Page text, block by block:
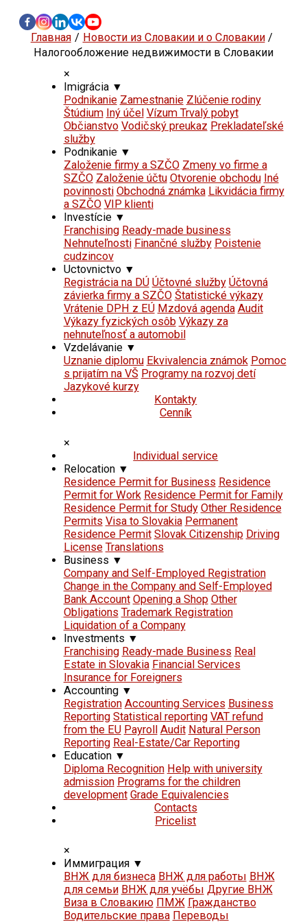
Главная
Новости из Словакии и о Словакии
Налогообложение недвижимости в Словакии
×
Imigrácia ▼
Podnikanie Zamestnanie Zlúčenie rodiny
Štúdium Iný účel Vízum Trvalý pobyt
Občianstvo Vodičský preukaz Prekladateľské
služby
Podnikanie ▼
Založenie firmy a SZČO Zmeny vo firme a
SZČO Založenie účtu Otvorenie obchodu Iné
povinnosti Obchodná známka Likvidácia firmy
a SZČO VIP klienti
Investície ▼
Franchising Ready-made business
Nehnuteľnosti Finančné služby Poistenie
cudzincov
Uctovnictvo ▼
Registrácia na DÚ Účtovné služby Účtovná
závierka firmy a SZČO Štatistické výkazy
Vrátenie DPH z EÚ Mzdová agenda Audit
Výkazy fyzických osôb Výkazy za
nehnuteľnosť a automobil
Vzdelávanie ▼
Uznanie diplomu Ekvivalencia známok Pomoc
s prijatím na VŠ Programy na rozvoj detí
Jazykové kurzy
Kontakty
Cenník
×
Individual service
Relocation ▼
Residence Permit for Business Residence
Permit for Work Residence Permit for Family
Residence Permit for Study Other Residence
Permits Visa to Slovakia Permanent
Residence Permit Slovak Citizenship Driving
License Translations
Business ▼
Company and Self-Employed Registration
Change in the Company and Self-Employed
Bank Account Opening a Shop Other
Obligations Trademark Registration
Liquidation of a Company
Investments ▼
Franchising Ready-made Business Real
Estate in Slovakia Financial Services
Insurance for Foreigners
Accounting ▼
Registration Accounting Services Business
Reporting Statistical reporting VAT refund
from the EU Payroll Audit Natural Person
Reporting Real-Estate/Car Reporting
Education ▼
Diploma Recognition Help with university
admission Programs for the children
development Grade Equivalencies
Contacts
Pricelist
×
Иммиграция ▼
ВНЖ для бизнеса ВНЖ для работы ВНЖ
для семьи ВНЖ для учёбы Другие ВНЖ
Виза в Словакию ПМЖ Гражданство
Водительские права Переводы